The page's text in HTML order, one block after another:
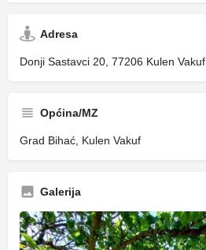
Adresa
Donji Sastavci 20, 77206 Kulen Vakuf
Općina/MZ
Grad Bihać, Kulen Vakuf
Galerija